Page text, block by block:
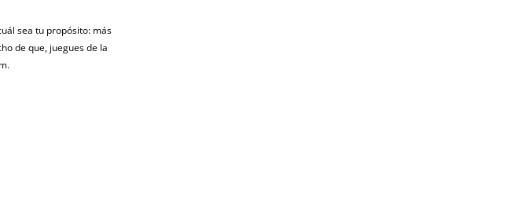
sea tu propósito: más
de que, juegues de la